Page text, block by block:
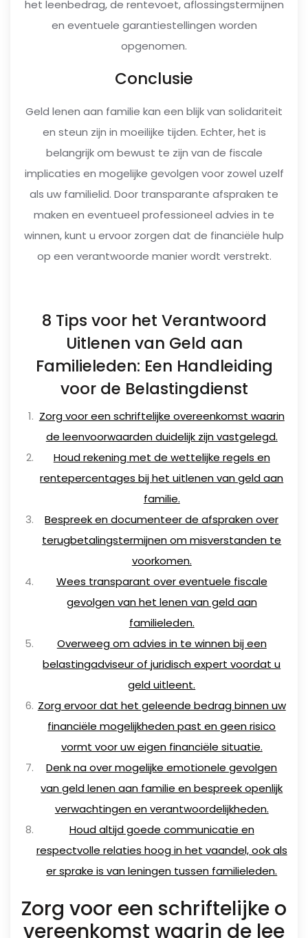
het leenbedrag, de rentevoet, aflossingstermijnen
en eventuele garantiestellingen worden
opgenomen.
Conclusie
Geld lenen aan familie kan een blijk van solidariteit
en steun zijn in moeilijke tijden. Echter, het is
belangrijk om bewust te zijn van de fiscale
implicaties en mogelijke gevolgen voor zowel uzelf
als uw familielid. Door transparante afspraken te
maken en eventueel professioneel advies in te
winnen, kunt u ervoor zorgen dat de financiële hulp
op een verantwoorde manier wordt verstrekt.
8 Tips voor het Verantwoord
Uitlenen van Geld aan
Familieleden: Een Handleiding
voor de Belastingdienst
Zorg voor een schriftelijke overeenkomst waarin
de leenvoorwaarden duidelijk zijn vastgelegd.
Houd rekening met de wettelijke regels en
rentepercentages bij het uitlenen van geld aan
familie.
Bespreek en documenteer de afspraken over
terugbetalingstermijnen om misverstanden te
voorkomen.
Wees transparant over eventuele fiscale
gevolgen van het lenen van geld aan
familieleden.
Overweeg om advies in te winnen bij een
belastingadviseur of juridisch expert voordat u
geld uitleent.
Zorg ervoor dat het geleende bedrag binnen uw
financiële mogelijkheden past en geen risico
vormt voor uw eigen financiële situatie.
Denk na over mogelijke emotionele gevolgen
van geld lenen aan familie en bespreek openlijk
verwachtingen en verantwoordelijkheden.
Houd altijd goede communicatie en
respectvolle relaties hoog in het vaandel, ook als
er sprake is van leningen tussen familieleden.
Zorg voor een schriftelijke o
vereenkomst waarin de lee